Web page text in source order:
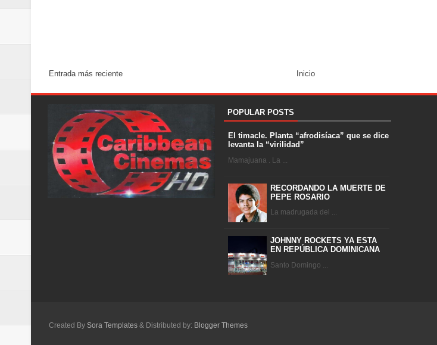
Entrada más reciente Inicio
POPULAR POSTS
El timacle. Planta “afrodisíaca” que se dice
levanta la “virilidad”
Mamajuana . La ...
RECORDANDO LA MUERTE DE
PEPE ROSARIO
La madrugada del ...
JOHNNY ROCKETS YA ESTA
EN REPÚBLICA DOMINICANA
Santo Domingo ...
Created By Sora Templates & Distributed by: Blogger Themes